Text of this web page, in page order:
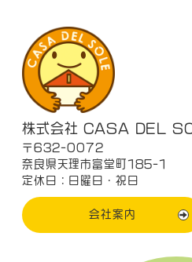
株式会社 CASA DEL
〒632-0072
奈良県天理市富堂町185-1
定休日：日曜日・祝日
会社案内